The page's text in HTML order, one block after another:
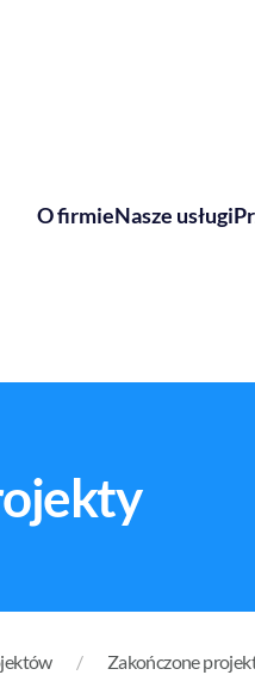
O firmieNasze usługi
Zakończone